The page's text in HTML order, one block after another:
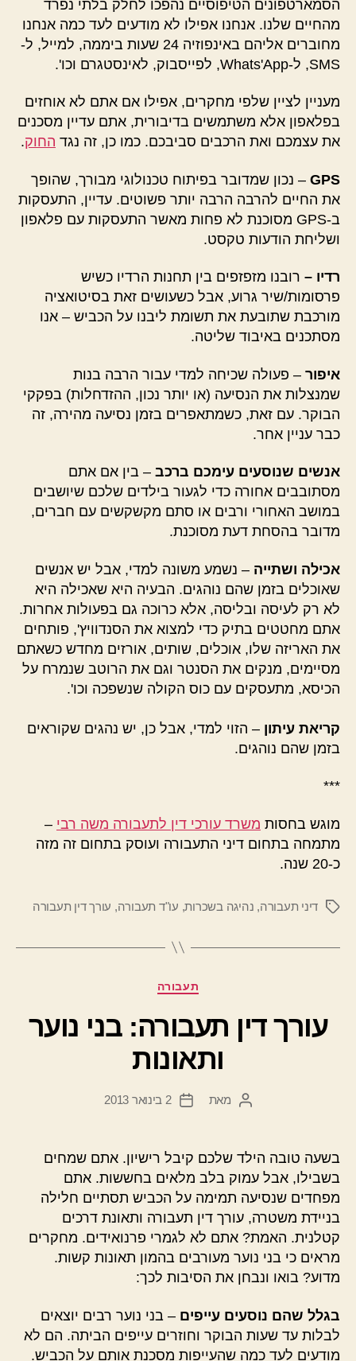
הסמארטפונים הטיפוסיים נהפכו לחלק בלתי נפרד
מהחיים שלנו. אנחנו אפילו לא מודעים לעד כמה אנחנו
מחוברים אליהם באינפוזיה 24 שעות ביממה, למייל, ל-
SMS, ל-Whats'App, לפייסבוק, לאינסטגרם וכו'.
מעניין לציין שלפי מחקרים, אפילו אם אתם לא אוחזים
בפלאפון אלא משתמשים בדיבורית, אתם עדיין מסכנים
את עצמכם ואת הרכבים סביבכם. כמו כן, זה נגד החוק.
GPS – נכון שמדובר בפיתוח טכנולוגי מבורך, שהופך
את החיים להרבה הרבה יותר פשוטים. עדיין, התעסקות
ב-GPS מסוכנת לא פחות מאשר התעסקות עם פלאפון
ושליחת הודעות טקסט.
רדיו – רובנו מזפזפים בין תחנות הרדיו כשיש
פרסומות/שיר גרוע, אבל כשעושים זאת בסיטואציה
מורכבת שתובעת את תשומת ליבנו על הכביש – אנו
מסתכנים באיבוד שליטה.
איפור – פעולה שכיחה למדי עבור הרבה בנות
שמנצלות את הנסיעה (או יותר נכון, ההזדחלות) בפקקי
הבוקר. עם זאת, כשמתאפרים בזמן נסיעה מהירה, זה
כבר עניין אחר.
אנשים שנוסעים עימכם ברכב – בין אם אתם
מסתובבים אחורה כדי לגעור בילדים שלכם שיושבים
במושב האחורי ורבים או סתם מקשקשים עם חברים,
מדובר בהסחת דעת מסוכנת.
אכילה ושתייה – נשמע משונה למדי, אבל יש אנשים
שאוכלים בזמן שהם נוהגים. הבעיה היא שאכילה היא
לא רק לעיסה ובליסה, אלא כרוכה גם בפעולות אחרות.
אתם מחטטים בתיק כדי למצוא את הסנדוויץ', פותחים
את האריזה שלו, אוכלים, שותים, אורזים מחדש כשאתם
מסיימים, מנקים את הסנטר וגם את הרוטב שנמרח על
הכיסא, מתעסקים עם כוס הקולה שנשפכה וכו'.
קריאת עיתון – הזוי למדי, אבל כן, יש נהגים שקוראים
בזמן שהם נוהגים.
***
מוגש בחסות משרד עורכי דין לתעבורה משה רבי –
מתמחה בתחום דיני התעבורה ועוסק בתחום זה מזה
כ-20 שנה.
תגיותדיני תעבורה, נהיגה בשכרות, עו"ד תעבורה, עורך דין תעבורה
קטגוריותתעבורה
עורך דין תעבורה: בני נוער
ותאונות
המחבר
מאת
תאריך
2 בינואר 2013
בשעה טובה הילד שלכם קיבל רישיון. אתם שמחים
בשבילו, אבל עמוק בלב מלאים בחששות. אתם
מפחדים שנסיעה תמימה על הכביש תסתיים חלילה
בניידת משטרה, עורך דין תעבורה ותאונת דרכים
קטלנית. האמת? אתם לא לגמרי פרנואידים. מחקרים
מראים כי בני נוער מעורבים בהמון תאונות קשות.
מדוע? בואו ונבחן את הסיבות לכך:
בגלל שהם נוסעים עייפים – בני נוער רבים יוצאים
לבלות עד שעות הבוקר וחוזרים עייפים הביתה. הם לא
מודעים לעד כמה שהעייפות מסכנת אותם על הכביש.